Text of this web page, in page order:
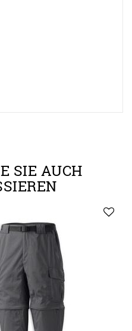
SIE AUCH